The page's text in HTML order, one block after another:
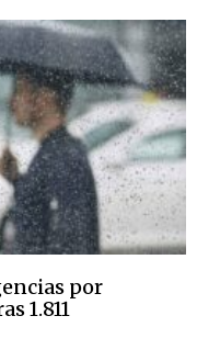
por
1.811